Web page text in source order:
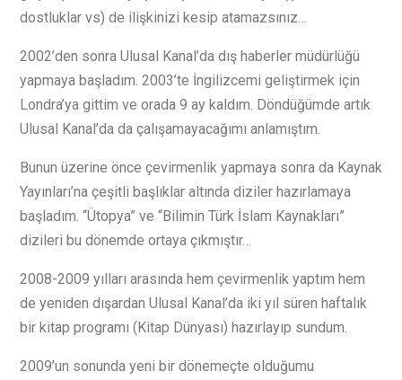
dostluklar vs) de ilişkinizi kesip atamazsınız…
2002’den sonra Ulusal Kanal’da dış haberler müdürlüğü
yapmaya başladım. 2003’te İngilizcemi geliştirmek için
Londra’ya gittim ve orada 9 ay kaldım. Döndüğümde artık
Ulusal Kanal’da da çalışamayacağımı anlamıştım.
Bunun üzerine önce çevirmenlik yapmaya sonra da Kaynak
Yayınları’na çeşitli başlıklar altında diziler hazırlamaya
başladım. “Ütopya” ve “Bilimin Türk İslam Kaynakları”
dizileri bu dönemde ortaya çıkmıştır…
2008-2009 yılları arasında hem çevirmenlik yaptım hem
de yeniden dışardan Ulusal Kanal’da iki yıl süren haftalık
bir kitap programı (Kitap Dünyası) hazırlayıp sundum.
2009’un sonunda yeni bir dönemeçte olduğumu